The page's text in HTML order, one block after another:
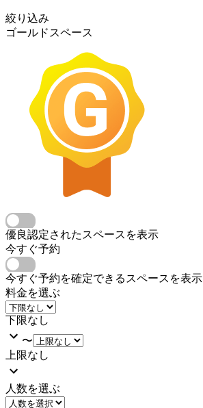
絞り込み
ゴールドスペース
優良認定されたスペースを表示
今すぐ予約
今すぐ予約を確定できるスペースを表示
料金を選ぶ
下限なし
〜
上限なし
人数を選ぶ